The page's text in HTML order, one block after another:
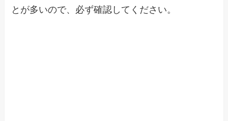
とが多いので、必ず確認してください。